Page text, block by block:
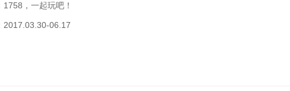
1758，一起玩吧！
2017.03.30-06.17